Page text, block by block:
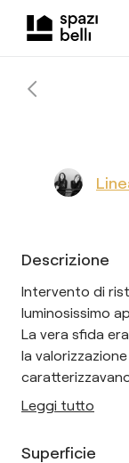
Descrizione
Intervento di
luminosissimo
La vera sfida
la
Leggi tutto
Superficie